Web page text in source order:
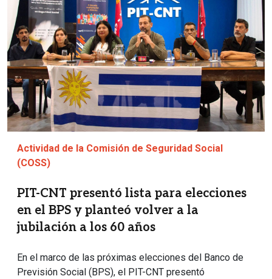
Actividad de la Comisión de Seguridad Social
(COSS)
PIT-CNT presentó lista para elecciones
en el BPS y planteó volver a la
jubilación a los 60 años
En el marco de las próximas elecciones del Banco de
Previsión Social (BPS), el PIT-CNT presentó